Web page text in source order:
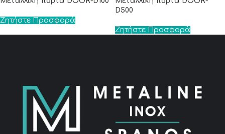
Ζητήστε Προσφορά
D500
Ζητήστε Προσφορά